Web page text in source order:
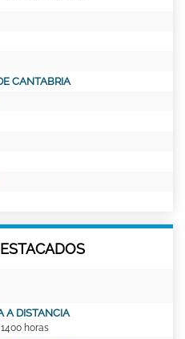
CANTABRIA
A DISTANCIA
horas